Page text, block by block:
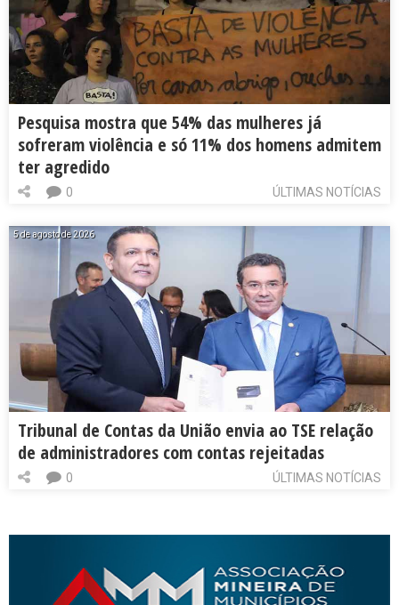
Pesquisa mostra que 54% das mulheres já
sofreram violência e só 11% dos homens admitem
ter agredido
ÚLTIMAS NOTÍCIAS
0
5 de agosto de 2026
Tribunal de Contas da União envia ao TSE relação
de administradores com contas rejeitadas
ÚLTIMAS NOTÍCIAS
0